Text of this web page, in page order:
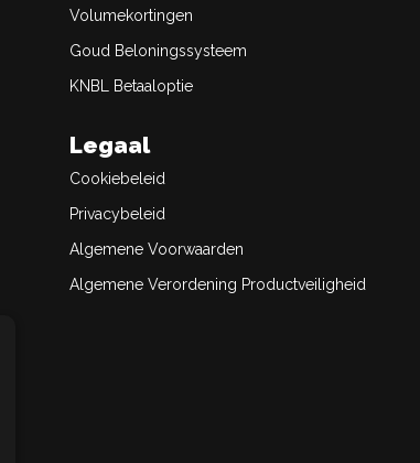
Volumekortingen
Goud Beloningssysteem
KNBL Betaaloptie
Legaal
Cookiebeleid
Privacybeleid
Algemene Voorwaarden
Algemene Verordening Productveiligheid